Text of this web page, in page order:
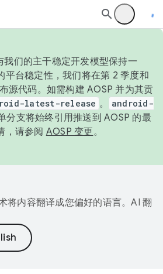
我们的主干稳定开发模型保持一
平台稳定性，我们将在第 2 季度和
源代码。如需构建 AOSP 并为其贡
latest-release 。
android-
分支将始终引用推送到 AOSP 的最
，请参阅 AOSP 变更。
将内容翻译成您偏好的语言。AI 翻